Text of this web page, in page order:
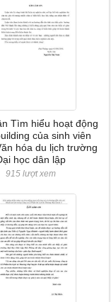
Tìm hiểu hoạt động
của sinh viên
hóa du lịch trường
học dân lập
915 lượt xem